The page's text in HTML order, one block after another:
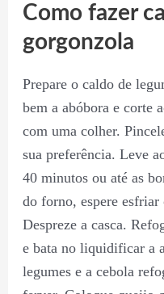
Como fazer
gorgonzola
Prepare o caldo de
bem a abóbora e corte
com uma colher.
sua preferência. Leve
40 minutos ou até as
do forno, espere esfriar
Despreze a casca.
e bata no liquidificar a
legumes e a cebola